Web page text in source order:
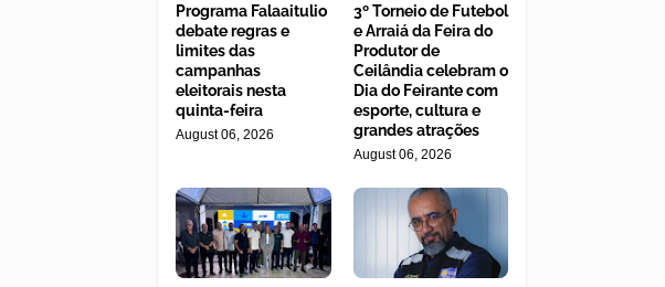
Programa Falaaitulio
debate regras e
limites das
campanhas
eleitorais nesta
quinta-feira
August 06, 2026
3º Torneio de Futebol
e Arraiá da Feira do
Produtor de
Ceilândia celebram o
Dia do Feirante com
esporte, cultura e
grandes atrações
August 06, 2026